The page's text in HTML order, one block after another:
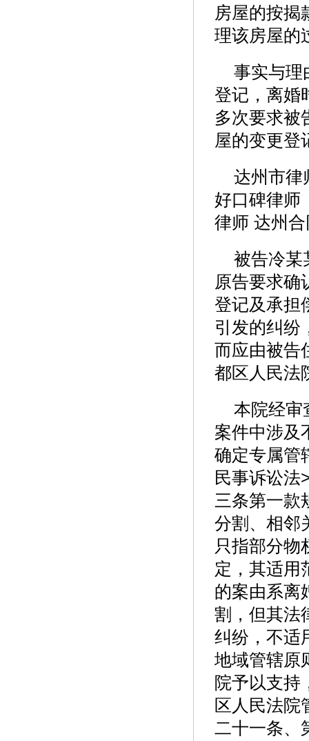
房屋的按揭
理该房屋的
事实与理
登记，离婚
多次要求被
屋的变更登
达州市
好口碑律师
律师 达州
被告冷某
原告要求确
登记及承担
引发的纠纷
而应由被告
都区人民法
本院经审
案件中涉及
确定专属管
民事诉讼法
三条第一款
分割、相邻
只指部分物
定，其适用
的案由系离
割，但其法
纠纷，不适
地域管辖原
院予以支持
区人民法院
二十一条、